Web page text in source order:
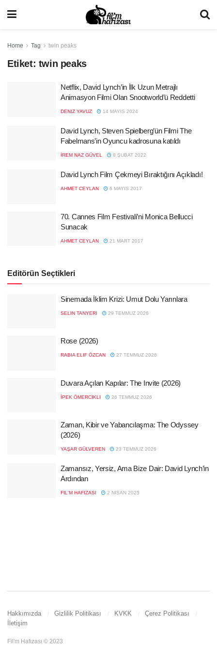
Home Tag twin peaks
Etiket: twin peaks
Netflix, David Lynch’in İlk Uzun Metrajlı
Animasyon Filmi Olan Snootworld’ü Reddetti
DENIZ YAVUZ 14 MAYIS 2024
David Lynch, Steven Spielberg’ün Filmi The
Fabelmans’in Oyuncu kadrosuna katıldı
İREM NAZ GÜVEL 8 ŞUBAT 2022
David Lynch Film Çekmeyi Bıraktığını Açıkladı!
AHMET CEYLAN 6 MAYIS 2017
70. Cannes Film Festivali’ni Monica Bellucci
Sunacak
AHMET CEYLAN 21 MART 2017
Editörün Seçtikleri
Sinemada İklim Krizi: Umut Dolu Yarınlara
SELIN TANYERI 29 TEMMUZ 2026
Rose (2026)
RABIA ELIF ÖZCAN 27 TEMMUZ 2026
Duvara Açılan Kapılar: The Invite (2026)
İPEK ÖMERCIKLI 26 TEMMUZ 2026
Zaman, Kibir ve Yabancılaşma: The Odyssey
(2026)
YAŞAR GÜLVEREN 23 TEMMUZ 2026
Zamansız, Yersiz, Ama Bize Dair: David Lynch’in
Ardından
FIL'M HAFIZASI 2 NISAN 2025
Hakkımızda Gizlilik Politikası KVKK
Çerez Politikası
İletişim
Fil'm Hafızası © 2023